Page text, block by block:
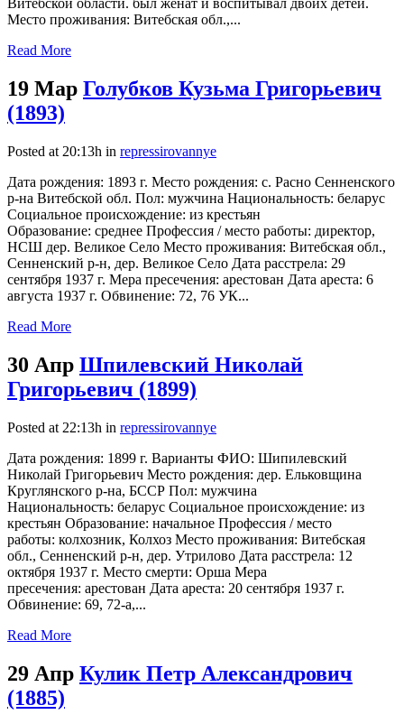
Витебской области. был женат и воспитывал двоих детей.
Место проживания: Витебская обл.,...
Read More
19 Мар Голубков Кузьма Григорьевич
(1893)
Posted at 20:13h in repressirovannye
Дата рождения: 1893 г. Место рождения: с. Расно Сенненского
р-на Витебской обл. Пол: мужчина Национальность: беларус
Социальное происхождение: из крестьян
Образование: среднее Профессия / место работы: директор,
НСШ дер. Великое Село Место проживания: Витебская обл.,
Сенненский р-н, дер. Великое Село Дата расстрела: 29
сентября 1937 г. Мера пресечения: арестован Дата ареста: 6
августа 1937 г. Обвинение: 72, 76 УК...
Read More
30 Апр Шпилевский Николай
Григорьевич (1899)
Posted at 22:13h in repressirovannye
Дата рождения: 1899 г. Варианты ФИО: Шипилевский
Николай Григорьевич Место рождения: дер. Ельковщина
Круглянского р-на, БССР Пол: мужчина
Национальность: беларус Социальное происхождение: из
крестьян Образование: начальное Профессия / место
работы: колхозник, Колхоз Место проживания: Витебская
обл., Сенненский р-н, дер. Утрилово Дата расстрела: 12
октября 1937 г. Место смерти: Орша Мера
пресечения: арестован Дата ареста: 20 сентября 1937 г.
Обвинение: 69, 72-а,...
Read More
29 Апр Кулик Петр Александрович
(1885)